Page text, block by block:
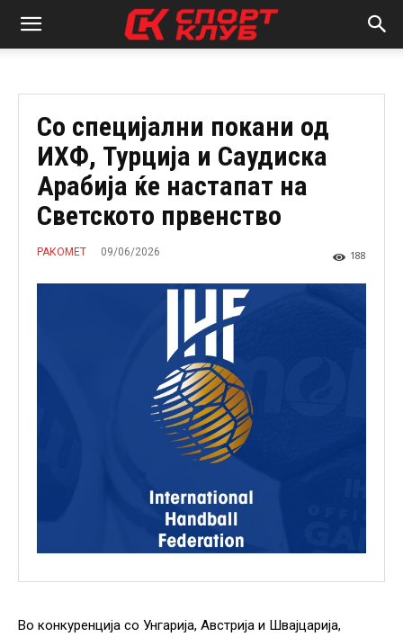
Со специјални покани од
ИХФ, Турција и Саудиска
Арабија ќе настапат на
Светското првенство
РАКОМЕТ 09/06/2026 188
Во конкуренција со Унгарија, Австрија и Швајцарија,